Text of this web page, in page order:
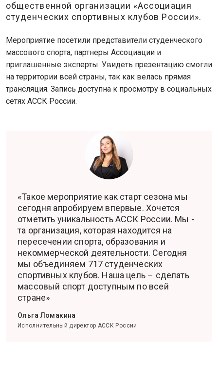
общественной организации «Ассоциация
студенческих спортивных клубов России».
Мероприятие посетили представители студенческого
массового спорта, партнеры Ассоциации и
приглашенные эксперты. Увидеть презентацию смогли
на территории всей страны, так как велась прямая
трансляция. Запись доступна к просмотру в социальных
сетях АССК России.
«Такое мероприятие как старт сезона мы
сегодня апробируем впервые. Хочется
отметить уникальность АССК России. Мы -
та организация, которая находится на
пересечении спорта, образования и
некоммерческой деятельности. Сегодня
мы объединяем 717 студенческих
спортивных клубов. Наша цель – сделать
массовый спорт доступным по всей
стране»
Ольга Ломакина
Исполнительный директор АССК России